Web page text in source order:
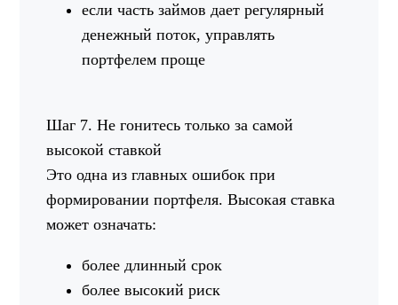
если часть займов дает регулярный
денежный поток, управлять
портфелем проще
Шаг 7. Не гонитесь только за самой
высокой ставкой
Это одна из главных ошибок при
формировании портфеля. Высокая ставка
может означать:
более длинный срок
более высокий риск